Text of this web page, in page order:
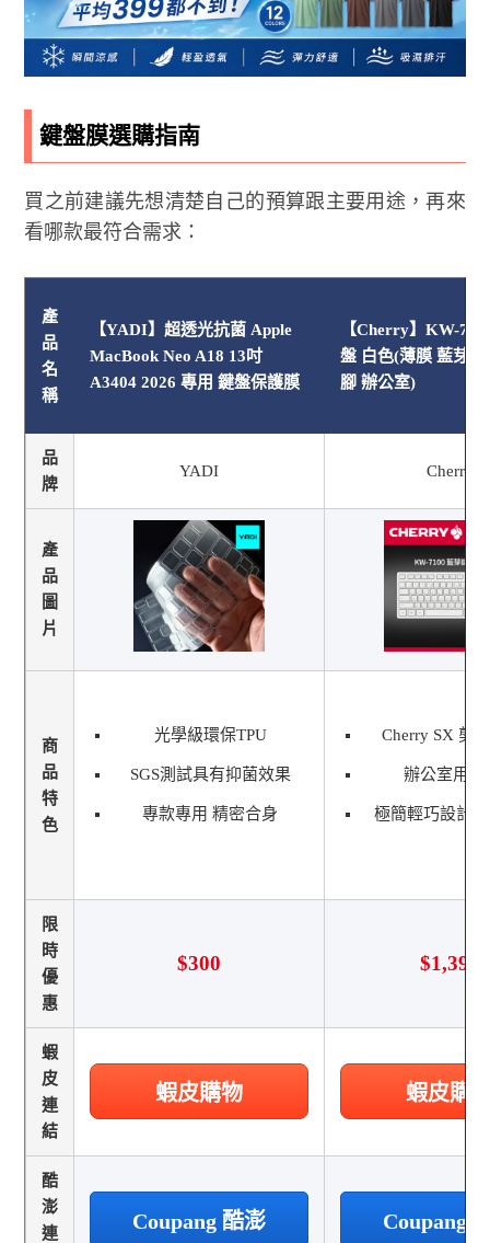
鍵盤膜選購指南
買之前建議先想清楚自己的預算跟主要用途，再來
看哪款最符合需求：
產
品
名
稱
【YADI】超透光抗菌 Apple
MacBook Neo A18 13吋
A3404 2026 專用 鍵盤保護膜
【Cherry】KW-
盤 白色(薄膜 藍芽
腳 辦公室)
品
牌
YADI Cherry
產
品
圖
片
商
品
特
色
光學級環保TPU
SGS測試具有抑菌效果
專款專用 精密合身
Cherry SX 剪
辦公室用戶
極簡輕巧設計,
限
時
優
惠
$300 $1,390
蝦
皮
連
結
蝦皮購物 蝦皮購
酷
澎
連
Coupang 酷澎 Coupang